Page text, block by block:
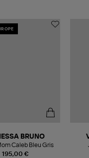
195,00 €
BRUNO
Caleb Bleu Gris